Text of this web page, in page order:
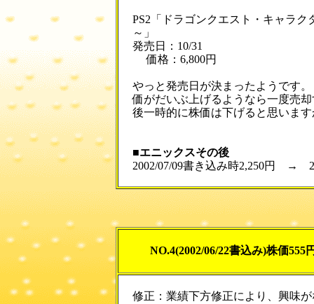
PS2「ドラゴンクエスト・キャラ
～」
発売日：10/31
価格：6,800円
やっと発売日が決まったようです
価がだいぶ上げるようなら一度売
後一時的に株価は下げると思いま
■エニックスその後
2002/07/09書き込み時2,250円 →
NO.4(2002/06/22書込み)株価555
修正：業績下方修正により、興味